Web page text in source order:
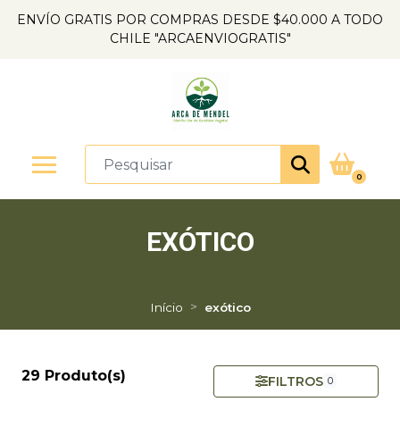
ENVÍO GRATIS POR COMPRAS DESDE $40.000 A TODO
CHILE "ARCAENVIOGRATIS"
0
EXÓTICO
Início exótico
29 Produto(s) FILTROS 0